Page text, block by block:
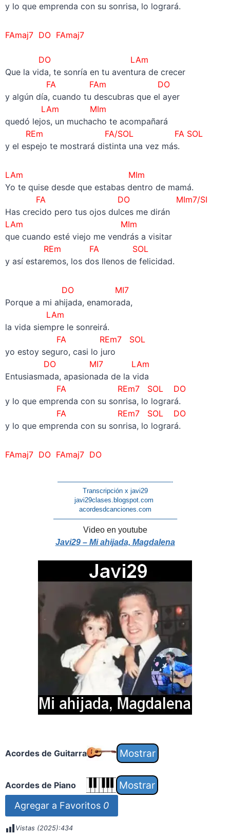
y lo que emprenda con su sonrisa, lo logrará.
FAmaj7 DO FAmaj7
DO LAm
Que la vida, te sonría en tu aventura de crecer
FA FAm DO
y algún día, cuando tu descubras que el ayer
LAm MIm
quedó lejos, un muchacho te acompañará
REm FA/SOL FA SOL
y el espejo te mostrará distinta una vez más.
LAm MIm
Yo te quise desde que estabas dentro de mamá.
FA DO MIm7/SI
Has crecido pero tus ojos dulces me dirán
LAm MIm
que cuando esté viejo me vendrás a visitar
REm FA SOL
y así estaremos, los dos llenos de felicidad.
DOMI7
Porque a mi ahijada, enamorada,
LAm
la vida siempre le sonreirá.
FA REm7 SOL
yo estoy seguro, casi lo juro
DO MI7 LAm
Entusiasmada, apasionada de la vida
FA REm7 SOL
DO
y lo que emprenda con su sonrisa, lo logrará.
FA REm7 SOL
DO
y lo que emprenda con su sonrisa, lo logrará.
FAmaj7 DO FAmaj7 DO
—————————————————-
Transcripción x javi29
javi29clases.blogspot.com
acordesdcanciones.com
——————————————————–
Video en youtube
Javi29 – Mi ahijada, Magdalena
Acordes de Guitarra
Acordes de Piano
Agregar a Favoritos 0
Vistas (2025):434